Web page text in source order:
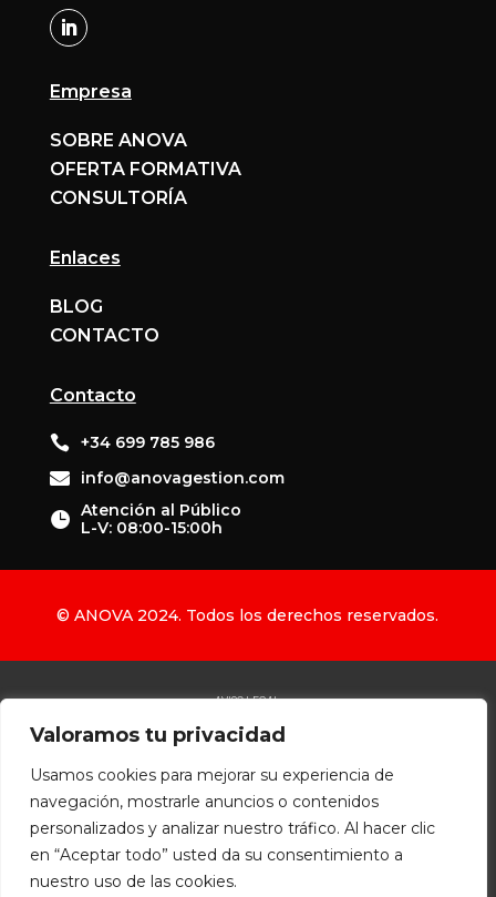
Valoramos tu privacidad
Usamos cookies para mejorar su experiencia de
navegación, mostrarle anuncios o contenidos
personalizados y analizar nuestro tráfico. Al hacer clic
en “Aceptar todo” usted da su consentimiento a
nuestro uso de las cookies.
Empresa
SOBRE ANOVA
OFERTA FORMATIVA
CONSULTORÍA
Enlaces
BLOG
CONTACTO
Contacto
 +34 699 785 986

info@anovagestion.com
 Atención al Público
L-V: 08:00-15:00h
© ANOVA 2024. Todos los derechos reservados.
AVISO LEGAL
POLÍTICA DE PRIVACIDAD
POLÍTICA DE ACCESIBILIDAD
Diseñado por